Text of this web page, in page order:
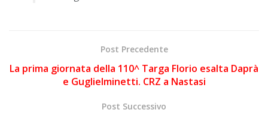
Post Precedente
La prima giornata della 110^ Targa Florio esalta Daprà
e Guglielminetti. CRZ a Nastasi
Post Successivo